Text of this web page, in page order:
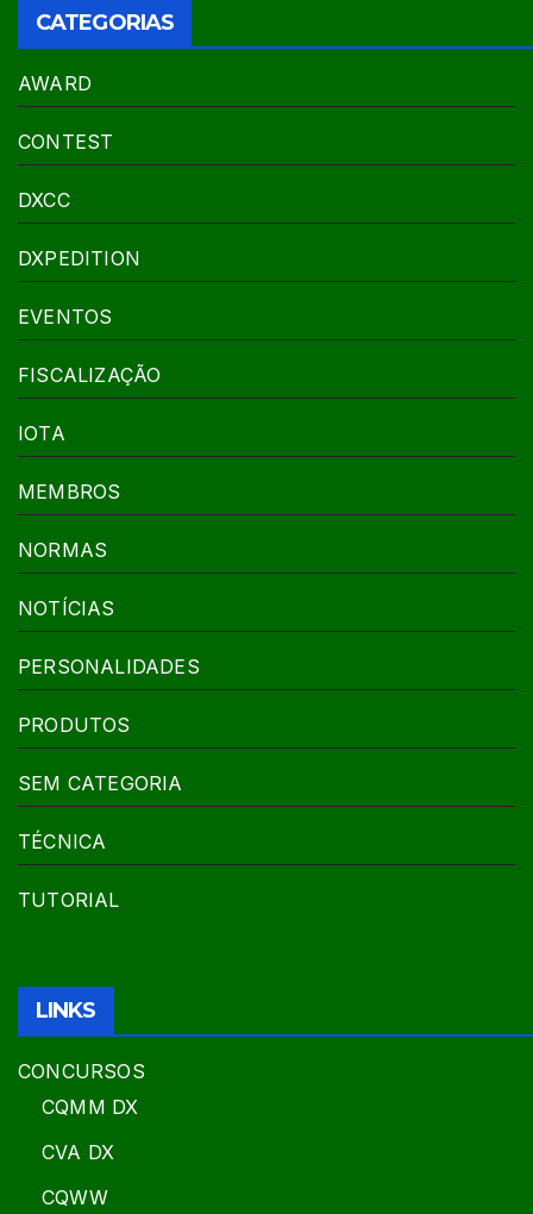
CATEGORIAS
AWARD
CONTEST
DXCC
DXPEDITION
EVENTOS
FISCALIZAÇÃO
IOTA
MEMBROS
NORMAS
NOTÍCIAS
PERSONALIDADES
PRODUTOS
SEM CATEGORIA
TÉCNICA
TUTORIAL
LINKS
CONCURSOS
CQMM DX
CVA DX
CQWW